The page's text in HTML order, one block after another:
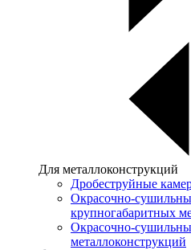
Для металлоконструкций
Дробеструйные
Окрасочно-
крупногабаритных
Окрасочно-
металлоконструкций